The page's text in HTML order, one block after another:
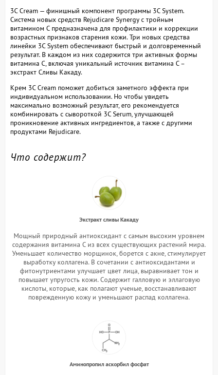
3C Cream — финишный компонент программы 3C System.
Система новых средств Rejudicare Synergy с тройным
витамином С предназначена для профилактики и коррекции
возрастных признаков старения кожи. Три новых средства
линейки 3C System обеспечивают быстрый и долговременный
результат. В каждом из них содержится три активных формы
витамина С, включая уникальный источник витамина С –
экстракт Сливы Какаду.
Крем 3C Cream поможет добиться заметного эффекта при
индивидуальном использовании. Но чтобы увидеть
максимально возможный результат, его рекомендуется
комбинировать с сывороткой 3C Serum, улучшающей
проникновение активных ингредиентов, а также с другими
продуктами Rejudicare.
Что содержит?
Экстракт сливы Какаду
Мощный природный антиоксидант с самым высоким уровнем
содержания витамина С из всех существующих растений мира.
Уменьшает количество морщинок, борется с акне, стимулирует
выработку коллагена. В сочетании с антиоксидантами и
фитонутриентами улучшает цвет лица, выравнивает тон и
повышает упругость кожи. Содержит галловую и эллаговую
кислоты, которые, как полагают ученые, восстанавливают
поврежденную кожу и уменьшают распад коллагена.
Аминопропил аскорбил фосфат